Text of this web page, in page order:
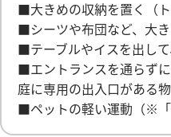
■大きめの収納を置く（ト
■シーツや布団など、大
■テーブルやイスを出し
■エントランスを通らず
庭に専用の出入口がある物
■ペットの軽い運動（※「